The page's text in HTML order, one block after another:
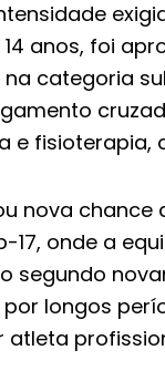
anos, foi
categoria
e
nova
17, onde a
segundo
longos
atleta